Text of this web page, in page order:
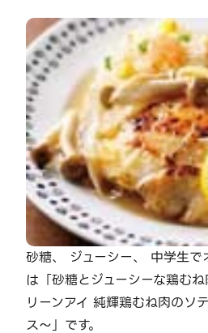
砂糖、 ジューシー、 中学生で
は「砂糖とジューシーな鶏む
リーンアイ 純輝鶏むね肉のソ
ス～」です。